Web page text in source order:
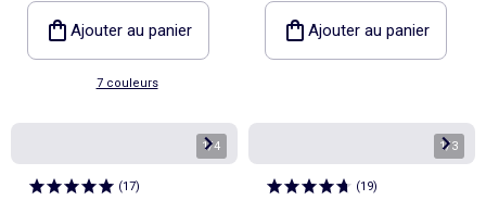
Ajouter au panier
7 couleurs
Ajouter au panier
1/4
(17)
1/3
(19)